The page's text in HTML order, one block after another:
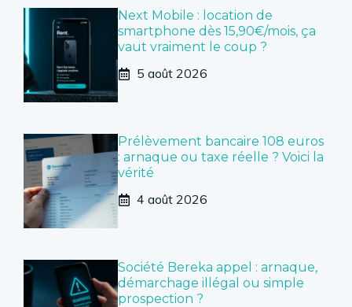
Next Mobile : location de
smartphone dès 15,90€/mois, ça
vaut vraiment le coup ?
5 août 2026
Prélèvement bancaire 108 euros
: arnaque ou taxe réelle ? Voici la
vérité
4 août 2026
Société Bereka appel : arnaque,
démarchage illégal ou simple
prospection ?